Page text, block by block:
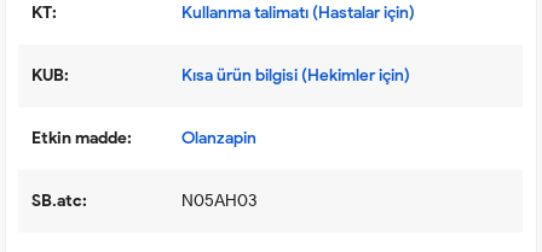
KT: Kullanma talimatı (Hastalar için)
KUB: Kısa ürün bilgisi (Hekimler için)
Etkin madde: Olanzapin
SB.atc: N05AH03